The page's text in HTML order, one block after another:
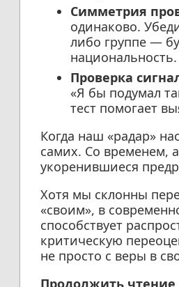
Симметрия
одинаково.
либо группе —
национальность.
Проверка
«Я бы подумал
тест помогает
Когда наш «радар»
самих. Со временем,
укоренившиеся
Хотя мы склонны
«своим», в
способствует
критическую
не просто с веры в